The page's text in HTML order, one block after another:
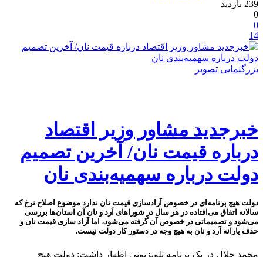
239 بازدید
0
0
14
بزرگنمایی تصویر
خبرجدید مشاور وزیر اقتصاد
درباره قیمت نان/ آخرین تصمیم
دولت درباره سهمیه‌بندی نان
دولت هیچ برنامه‌ای در خصوص آزادسازی قیمت نان ندارد موضوع اصلاح نرخ که
سالانه اتفاق می‌افتاده در هر سال در شوراهای آرد و نان آن استان‌ها بررسی
می‌شود و تصمیماتی در خصوص آن گرفته می‌شود، اما آزاد سازی قیمت نان و
حذف یارانه آرد و نان به هیچ وجه در دستور کار دولت نیست.
محمد جلال در یک برنامه تلویزیونی اظهار داشت: دولت هیچ